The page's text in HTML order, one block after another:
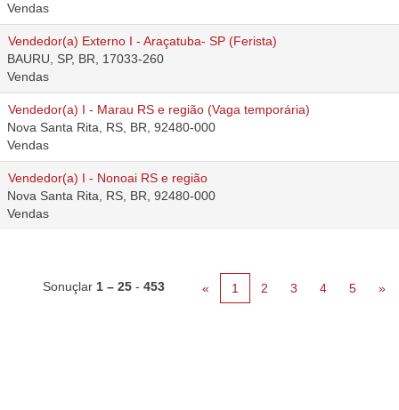
Vendas
Vendedor(a) Externo I - Araçatuba- SP (Ferista)
BAURU, SP, BR, 17033-260
Vendas
Vendedor(a) I - Marau RS e região (Vaga temporária)
Nova Santa Rita, RS, BR, 92480-000
Vendas
Vendedor(a) I - Nonoai RS e região
Nova Santa Rita, RS, BR, 92480-000
Vendas
Sonuçlar 1 – 25 - 453 « 1 2 3 4 5 »